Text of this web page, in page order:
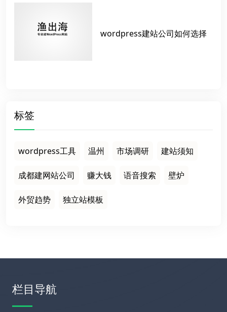
wordpress建站公司如何选择
标签
wordpress工具 温州 市场调研 建站须知
成都建网站公司 赚大钱 语音搜索 壁炉
外贸趋势 独立站模板
栏目导航